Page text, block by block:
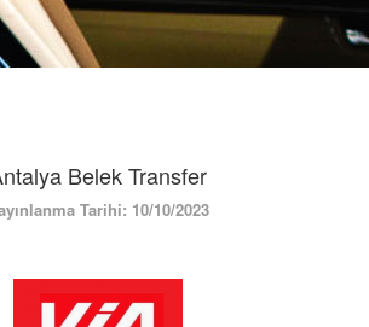
HABERLER
BELEK TRANSFER
ÜYE GİRİŞİ / KAYIT
Belek Transfer
Tarihi: 10/10/2023